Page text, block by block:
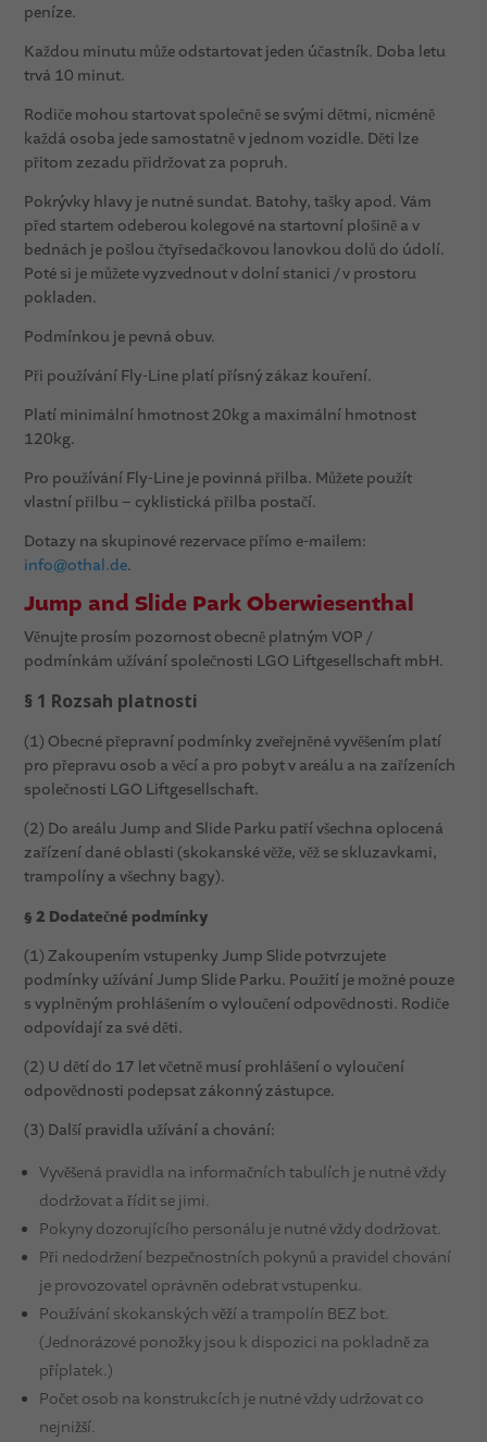
peníze.
Každou minutu může odstartovat jeden účastník. Doba letu
trvá 10 minut.
Rodiče mohou startovat společně se svými dětmi, nicméně
každá osoba jede samostatně v jednom vozidle. Děti lze
přitom zezadu přidržovat za popruh.
Pokrývky hlavy je nutné sundat. Batohy, tašky apod. Vám
před startem odeberou kolegové na startovní plošině a v
bednách je pošlou čtyřsedačkovou lanovkou dolů do údolí.
Poté si je můžete vyzvednout v dolní stanici / v prostoru
pokladen.
Podmínkou je pevná obuv.
Při používání Fly-Line platí přísný zákaz kouření.
Platí minimální hmotnost 20kg a maximální hmotnost
120kg.
Pro používání Fly-Line je povinná přilba. Můžete použít
vlastní přilbu – cyklistická přilba postačí.
Dotazy na skupinové rezervace přímo e-mailem:
info@othal.de.
Jump and Slide Park Oberwiesenthal
Věnujte prosím pozornost obecně platným VOP /
podmínkám užívání společnosti LGO Liftgesellschaft mbH.
§ 1 Rozsah platnosti
(1) Obecné přepravní podmínky zveřejněné vyvěšením platí
pro přepravu osob a věcí a pro pobyt v areálu a na zařízeních
společnosti LGO Liftgesellschaft.
(2) Do areálu Jump and Slide Parku patří všechna oplocená
zařízení dané oblasti (skokanské věže, věž se skluzavkami,
trampolíny a všechny bagy).
§ 2 Dodatečné podmínky
(1) Zakoupením vstupenky Jump Slide potvrzujete
podmínky užívání Jump Slide Parku. Použití je možné pouze
s vyplněným prohlášením o vyloučení odpovědnosti. Rodiče
odpovídají za své děti.
(2) U dětí do 17 let včetně musí prohlášení o vyloučení
odpovědnosti podepsat zákonný zástupce.
(3) Další pravidla užívání a chování:
Vyvěšená pravidla na informačních tabulích je nutné vždy
dodržovat a řídit se jimi.
Pokyny dozorujícího personálu je nutné vždy dodržovat.
Při nedodržení bezpečnostních pokynů a pravidel chování
je provozovatel oprávněn odebrat vstupenku.
Používání skokanských věží a trampolín BEZ bot.
(Jednorázové ponožky jsou k dispozici na pokladně za
příplatek.)
Počet osob na konstrukcích je nutné vždy udržovat co
nejnižší.